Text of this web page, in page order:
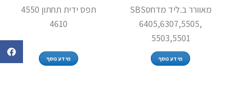
מאוורר ב.ליד מדחסSBS
6405,6307,5505,
5503,5501
מידע נוסף
תפס ידית תחתון 4550
4610
מידע נוסף